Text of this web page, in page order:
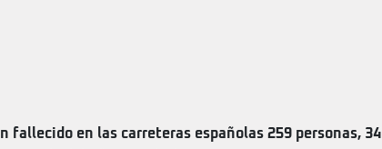
fallecido en las carreteras españolas 259 personas, 34